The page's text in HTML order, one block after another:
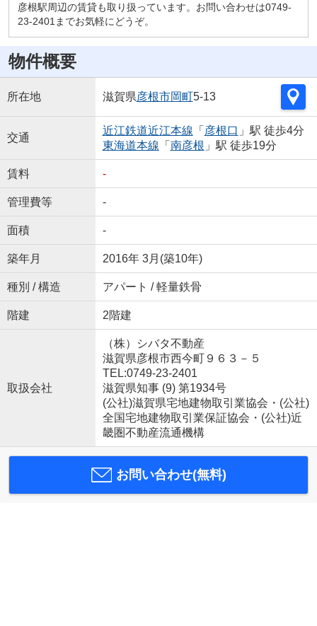
彦根駅周辺の賃貸も取り扱っています。お問い合わせは0749-
23-2401までお気軽にどうぞ。
物件概要
所在地 滋賀県彦根市岡町5-13
交通
近江鉄道近江本線 「 彦根口 」駅 徒歩4分
東海道本線 「 南彦根 」駅 徒歩19分
賃料 -
管理費等 -
面積 -
築年月 2016年 3月(築10年)
種別 / 構造 アパート / 軽量鉄骨
階建 2階建
取扱会社
（株）シバタ不動産
滋賀県彦根市西今町９６３－５
TEL:0749-23-2401
滋賀県知事 (9) 第1934号
(公社)滋賀県宅地建物取引業協会・(公社)
全国宅地建物取引業保証協会・(公社)近
畿圏不動産流通機構
お問い合わせ(無料)